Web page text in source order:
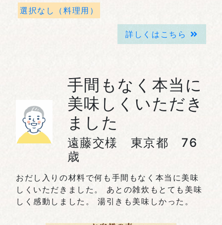
選択なし（料理用）
詳しくはこちら
手間もなく本当に
美味しくいただき
ました
遠藤交様 東京都 76
歳
おだし入りの材料で何も手間もなく本当に美味
しくいただきました。 あとの雑炊もとても美味
しく感動しました。 湯引きも美味しかった。